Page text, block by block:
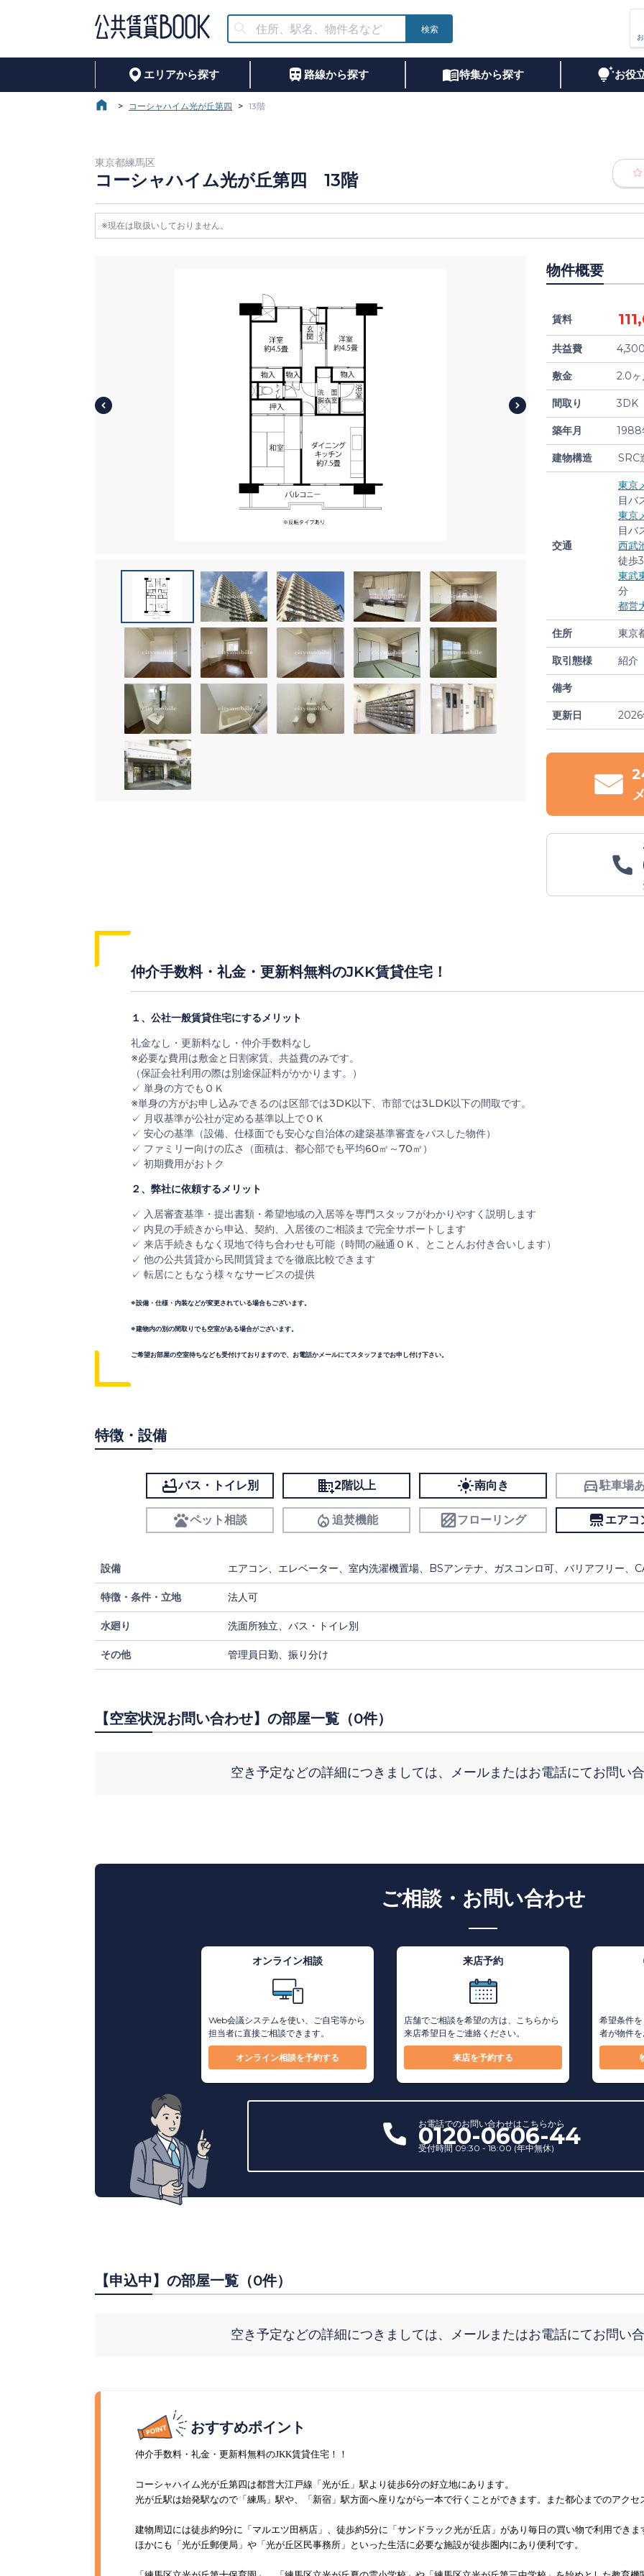
検索
エリアから探す 路線から探す 特集から探す お役
> コーシャハイム光が丘第四 > 13階
東京都練馬区
コーシャハイム光が丘第四 13階
※現在は取扱いしておりません。
物件概要
賃料
共益費
敷金 2.0ヶ
間取り 3DK
築年月 1988
建物構造 SRC
交通
東京
目バ
東京
目バ
西武
徒歩
東武
分
都営
住所 東京
取引態様 紹介
備考
更新日
仲介手数料・礼金・更新料無料のJKK賃貸住宅！
１、公社一般賃貸住宅にするメリット
礼金なし・更新料なし・仲介手数料なし
※必要な費用は敷金と日割家賃、共益費のみです。
（保証会社利用の際は別途保証料がかかります。）
✓ 単身の方でもＯＫ
※単身の方がお申し込みできるのは区部では3DK以下、市部では3LDK以下の間取です。
✓ 月収基準が公社が定める基準以上でＯＫ
✓ 安心の基準（設備、仕様面でも安心な自治体の建築基準審査をパスした物件）
✓ ファミリー向けの広さ（面積は、都心部でも平均60㎡～70㎡）
✓ 初期費用がおトク
２、弊社に依頼するメリット
✓ 入居審査基準・提出書類・希望地域の入居等を専門スタッフがわかりやすく説明します
✓ 内見の手続きから申込、契約、入居後のご相談まで完全サポートします
✓ 来店手続きもなく現地で待ち合わせも可能（時間の融通ＯＫ、とことんお付き合いします）
✓ 他の公共賃貸から民間賃貸までを徹底比較できます
✓ 転居にともなう様々なサービスの提供
※設備・仕様・内装などが変更されている場合もございます。
※建物内の別の間取りでも空室がある場合がございます。
ご希望お部屋の空室待ちなども受付けておりますので、お電話かメールにてスタッフまでお申し付け下さい。
特徴・設備
バス・トイレ別 2階以上 南向き 駐車場
ペット相談 追焚機能 フローリング エアコ
設備 エアコン、エレベーター、室内洗濯機置場、BSアンテナ、ガスコンロ可、バリアフリー、
特徴・条件・立地 法人可
水廻り 洗面所独立、バス・トイレ別
その他 管理員日勤、振り分け
【空室状況お問い合わせ】の部屋一覧（0件）
空き予定などの詳細につきましては、メールまたはお電話にてお問い合
ご相談・お問い合わせ
オンライン相談
Web会議システムを使い、ご自宅等から
担当者に直接ご相談できます。
オンライン相談を予約する
来店予約
店舗でご相談を希望の方は、こちらから
来店希望日をご連絡ください。
来店を予約する
希望条件
者が物件を
お電話でのお問い合わせはこちらから
0120-0606-44
受付時間 09:30 - 18:00 (年中無休)
【申込中】の部屋一覧（0件）
空き予定などの詳細につきましては、メールまたはお電話にてお問い合
おすすめポイント
仲介手数料・礼金・更新料無料のJKK賃貸住宅！！
コーシャハイム光が丘第四は都営大江戸線「光が丘」駅より徒歩6分の好立地にあります。
光が丘駅は始発駅なので「練馬」駅や、「新宿」駅方面へ座りながら一本で行くことができます。また都心までのアクセ
建物周辺には徒歩約9分に「マルエツ田柄店」、徒歩約5分に「サンドラック光が丘店」があり毎日の買い物で利用できま
ほかにも「光が丘郵便局」や「光が丘区民事務所」といった生活に必要な施設が徒歩圏内にあり便利です。